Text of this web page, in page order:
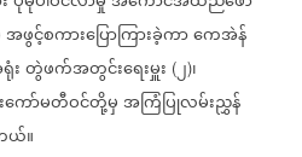
အဖွင့်စကားပြောကြားခဲ့ကာကေအဲန်
းတွဲဖက်အတွင်းရေးမှူး (၂)၊
ကော်မတီဝင်တို့မှအကြံပြုလမ်းညွှန်
ယ်။